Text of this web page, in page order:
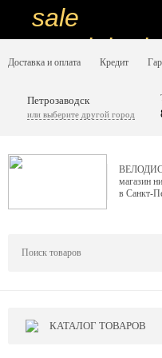
sale
special
ну очень
вот
sale
sale
Доставка и оплата Кредит
Петрозаводск
или выберите другой город
магазин
в Санкт-
КАТАЛОГ ТОВАРОВ